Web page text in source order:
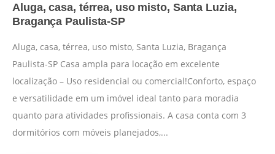
Aluga, casa, térrea, uso misto, Santa Luzia,
Bragança Paulista-SP
Aluga, casa, térrea, uso misto, Santa Luzia, Bragança
Paulista-SP Casa ampla para locação em excelente
localização – Uso residencial ou comercial!Conforto, espaço
e versatilidade em um imóvel ideal tanto para moradia
quanto para atividades profissionais. A casa conta com 3
dormitórios com móveis planejados,...